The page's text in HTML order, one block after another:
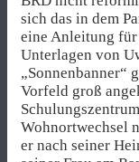
sich das in dem
eine Anleitung für
Unterlagen von
„Sonnenbanner“
Vorfeld groß
Wohnortwechsel
er nach seiner